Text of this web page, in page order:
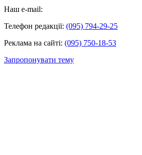
Наш e-mail:
Телефон редакції: (095) 794-29-25
Реклама на сайті: (095) 750-18-53
Запропонувати тему